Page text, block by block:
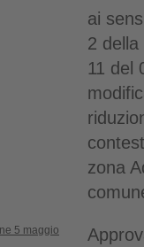
ai
2
11 del
zona
5 maggio